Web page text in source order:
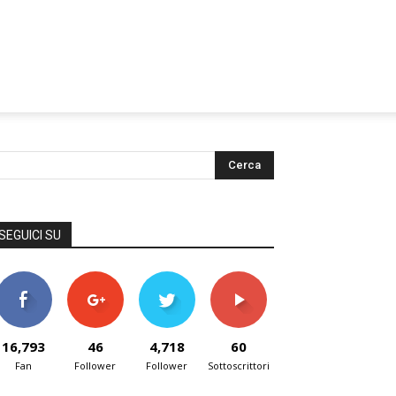
SU
16,793
Fan
46
Follower
4,718
Follower
60
Sottoscrittori